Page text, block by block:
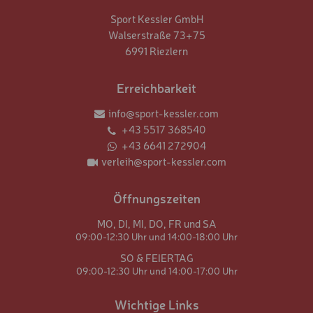
SAFETY-PAKET
SCHNEESCHUHE
SKI- UND SCHUHDEPOT
TREKKING- UND
5 BIS 11 JAHRE
SKIKURS-PACKAGE 5
5 BIS 11 JAHRE
SKIKURS-PACKAGE 6
5-11 JAHRE
12 BIS 15 JAHRE
Sport Kessler GmbH
Walserstraße 73+75
6991 Riezlern
Erreichbarkeit
info@sport-kessler.com
+43 5517 368540
+43 6641 272904
verleih@sport-kessler.com
Öffnungszeiten
MO, DI, MI, DO, FR und SA
09:00-12:30 Uhr und 14:00-18:00 Uhr
SO & FEIERTAG
09:00-12:30 Uhr und 14:00-17:00 Uhr
Wichtige Links